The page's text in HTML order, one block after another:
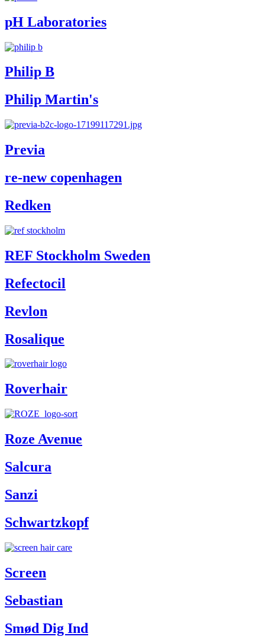
pH Laboratories
Philip B
Philip Martin's
Previa
re-new copenhagen
Redken
REF Stockholm Sweden
Refectocil
Revlon
Rosalique
Roverhair
Roze Avenue
Salcura
Sanzi
Schwartzkopf
Screen
Sebastian
Smød Dig Ind